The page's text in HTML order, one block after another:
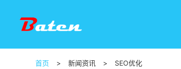
首页 > 新闻资讯 > SEO优化